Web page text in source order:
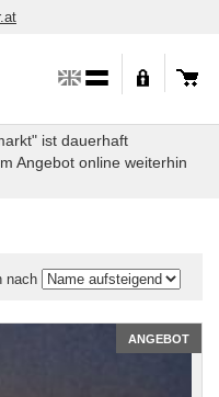
ist dauerhaft
Angebot online weiterhin
nach
ANGEBOT